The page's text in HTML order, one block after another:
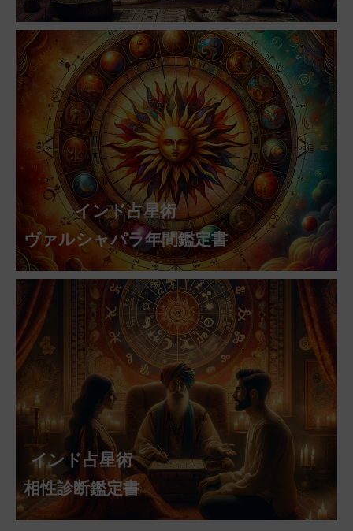
インド占星術
ヴァルシャパラ年間鑑定書
インド占星術
相性診断鑑定書